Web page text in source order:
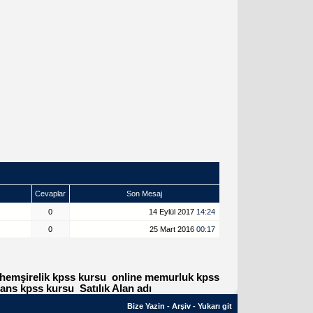
Cevaplar Son Mesaj
0 14 Eylül 2017 14:24
0 25 Mart 2016 00:17
kpss kursu online memurluk kpss
kpss kursu Satılık Alan adı
Bize Yazin - Arşiv - Yukarı git